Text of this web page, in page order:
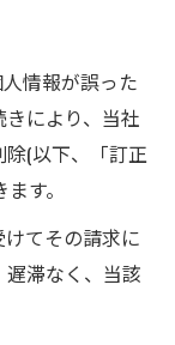
情報が誤った
により、当社
(以下、「訂正
す。
てその請求に
滞なく、当該